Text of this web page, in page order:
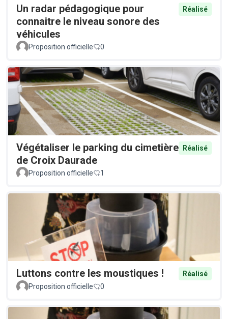
Un radar pédagogique pour
connaitre le niveau sonore des
véhicules
Réalisé
Proposition officielle 0
Végétaliser le parking du cimetière
de Croix Daurade
Réalisé
Proposition officielle 1
Luttons contre les moustiques !
Réalisé
Proposition officielle
0